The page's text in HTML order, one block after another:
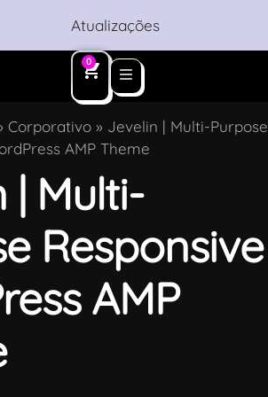
Atualizações
0
Corporativo » Jevelin | Multi-Purpose
AMP Theme
| Multi-
Responsive
AMP